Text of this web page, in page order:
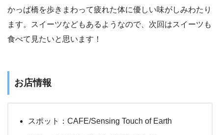
かっぱ橋を歩きまわって疲れた体に優しい味がしみわたり
ます。スイーツなどもあるようなので、次回はスイーツも
食べて見たいと思います！
お店情報
スポット：CAFE/Sensing Touch of Earth